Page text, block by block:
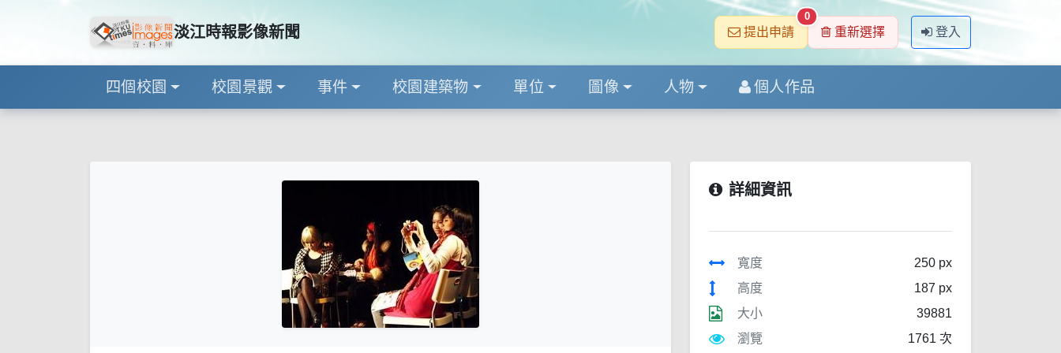
淡江時報影像新聞 提出申請
0
重新選擇 登入
四個校園 校園景觀 事件 校園建築物 單位 圖像 人物 個人作品
詳細資訊
寬度
250 px
高度
187 px
大小
39881
瀏覽
1761 次